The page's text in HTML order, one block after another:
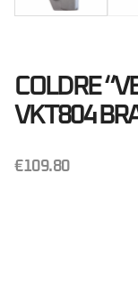
COLDRE
VKT804
€109.80